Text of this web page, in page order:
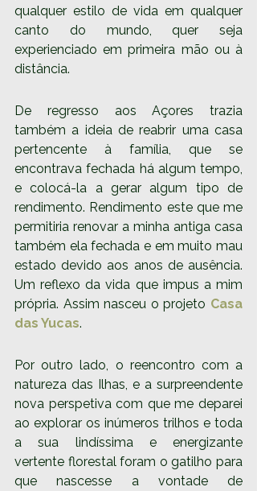
qualquer estilo de vida em qualquer
canto do mundo, quer seja
experienciado em primeira mão ou à
distância.
De regresso aos Açores trazia
também a ideia de reabrir uma casa
pertencente à família, que se
encontrava fechada há algum tempo,
e colocá-la a gerar algum tipo de
rendimento. Rendimento este que me
permitiria renovar a minha antiga casa
também ela fechada e em muito mau
estado devido aos anos de ausência.
Um reflexo da vida que impus a mim
própria. Assim nasceu o projeto Casa
das Yucas.
Por outro lado, o reencontro com a
natureza das Ilhas, e a surpreendente
nova perspetiva com que me deparei
ao explorar os inúmeros trilhos e toda
a sua lindíssima e energizante
vertente florestal foram o gatilho para
que nascesse a vontade de